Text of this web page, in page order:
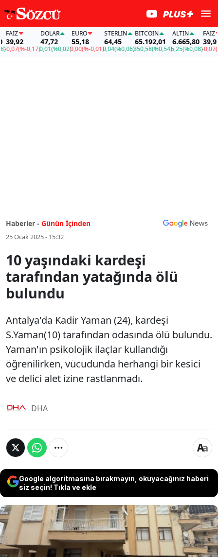
(%-0,17)
DOLAR
47,72
0,01(%0,02)
EURO
55,18
0,00(%-0,01)
STERLIN
64,45
0,04(%0,06)
BITCOIN
65.192,01
350,58(%0,54)
ALTIN
6.665,80
5,25(%0,08)
FAİZ
39,92
-0,07(%-
Haberler - Günün İçinden
25 Ocak 2025 - 15:32
10 yaşındaki kardeşi
tarafından yatağında ölü
bulundu
Antalya'da Kadir Yaman (24), kardeşi
S.Yaman(10) tarafından odasında ölü bulundu.
Yaman'ın psikolojik ilaçlar kullandığı
öğrenilirken, vücudunda herhangi bir kesici
ve delici alet izine rastlanmadı.
DHA
Google algoritmasına bırakmayın, okuyacağınız haberi
siz seçin! Tıkla ve ekle
Antalya'da Kadir Yaman (24), kardeşi
S.Yaman(10) tarafından odasında ölü